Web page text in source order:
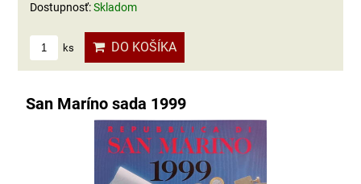
Dostupnosť:Skladom
ks DO KOŠÍKA
San Maríno sada 1999